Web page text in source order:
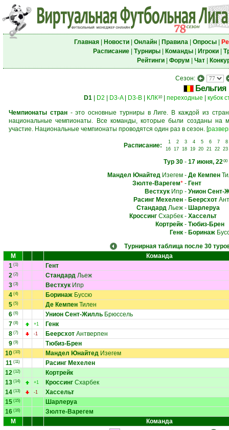
Главная| Новости| Онлайн| Правила| Опросы|
Расписание| Турниры| Команды| Игроки|
Рейтинги| Форум Чат|
Сезон:
Бельгия
D1 D2 D3-A| D3-B КЛК10| переходные кубок
Чемпионаты стран- это основные турниры в Лиге. В каждой из
национальные чемпионаты. Все команды, которые были созданы на
участие. Национальные чемпионаты проводятся один раз в сезон. [
Расписание: 1 2 3 4 5 6 7
8
16
17 18 19 20 21 22 23
Тур 30- 17 июня, 2200
Мандел ЮнайтедИзегем- Де Кемпен
Зюлте-Варегем*- Гент
ВестхукИпр- Унион Сент-
Расинг Мехелен- Беерсхот
СтандардЛьеж- Шарлеруа
КроссингСхарбек- Хассельт
Кортрейк- Тюбиз-Брен
Генк- Боринаж
Турнирная таблица после 30
М
Команда
1 (1)
Гент
2 (2) Стандард Льеж
3 (3) Вестхук Ипр
4 (4) Боринаж Буссю
5 (5) Де Кемпен Тилен
6 (6) Унион Сент-Жилль Брюссель
7 (8) +1
Генк
8 (7) -1 Беерсхот Антверпен
9 (9)
Тюбиз-Брен
10 (10) Мандел Юнайтед Изегем
11 (11)
Расинг Мехелен
12 (12)
Кортрейк
13 (14) +1 Кроссинг Схарбек
14 (13) -1
Хассельт
15 (15)
Шарлеруа
16 (16)
Зюлте-Варегем
М
Команда